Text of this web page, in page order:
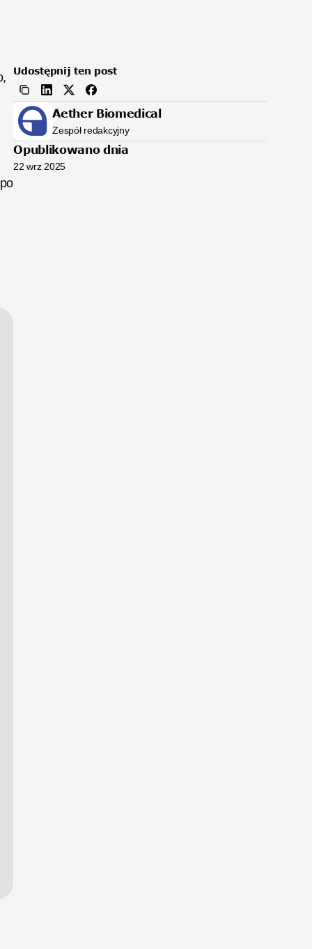
Udostępnij ten post
Aether Biomedical
Zespół redakcyjny
Opublikowano dnia
22 wrz 2025